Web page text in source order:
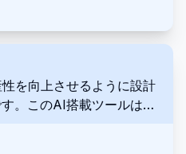
、サブスクリプションの
スクのための自動化され
を向上させるように設計
。このAI搭載ツールは、
す。メール、記事、レポ